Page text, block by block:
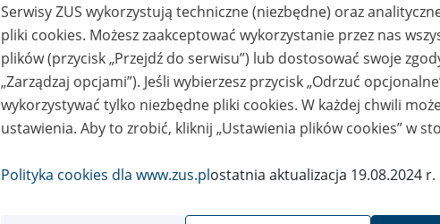
3
January
2023
Cele ZUS na 2023 rok
1
January
2023
eZUS – obowiązek założenia
30
Serwisy ZUS wykorzystują techniczne (niezbędne) oraz
pliki cookies. Możesz zaakceptować wykorzystanie przez nas
plików (przycisk „Przejdź do serwisu”) lub dostosować swoje
„Zarządzaj opcjami”). Jeśli wybierzesz przycisk „Odrzuć
wykorzystywać tylko niezbędne pliki cookies. W każdej chwili
ustawienia. Aby to zrobić, kliknij „Ustawienia plików cookies” w
Polityka cookies dla www.zus.plostatnia aktualizacja 19.08.2024 r.